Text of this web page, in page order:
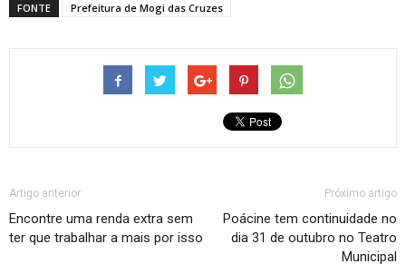
FONTE Prefeitura de Mogi das Cruzes
Artigo anterior
Encontre uma renda extra sem
ter que trabalhar a mais por isso
Próximo artigo
Poácine tem continuidade no
dia 31 de outubro no Teatro
Municipal